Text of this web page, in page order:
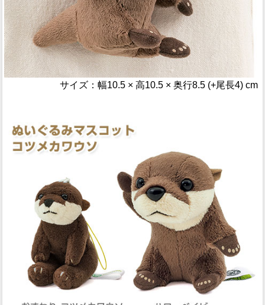
サイズ：幅10.5 × 高10.5 × 奥行8.5 (+尾長4) cm